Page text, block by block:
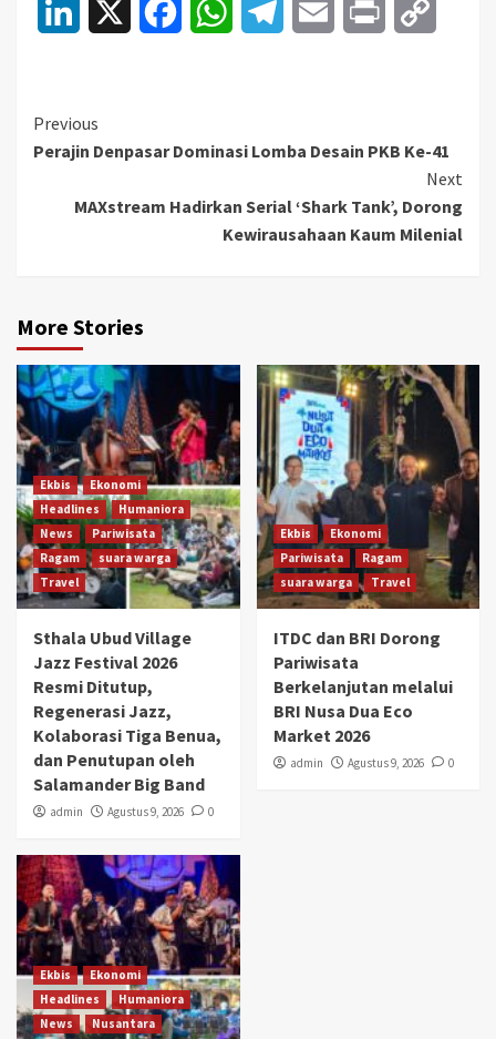
LinkedIn FacebookWhatsAppTelegramEmail Print
Continue
Reading
Previous
Perajin Denpasar Dominasi Lomba Desain PKB Ke-41
Next
MAXstream Hadirkan Serial ‘Shark Tank’, Dorong
Kewirausahaan Kaum Milenial
More Stories
Ekbis
Ekonomi
Headlines
Humaniora
News
Pariwisata
Ragam
suara warga
Travel
Sthala Ubud Village
Jazz Festival 2026
Resmi Ditutup,
Regenerasi Jazz,
Kolaborasi Tiga Benua,
dan Penutupan oleh
Salamander Big Band
admin Agustus 9, 2026 0
Ekbis
Ekonomi
Pariwisata
Ragam
suara warga
Travel
ITDC dan BRI Dorong
Pariwisata
Berkelanjutan melalui
BRI Nusa Dua Eco
Market 2026
admin Agustus 9, 2026 0
Ekbis
Ekonomi
Headlines
Humaniora
News
Nusantara